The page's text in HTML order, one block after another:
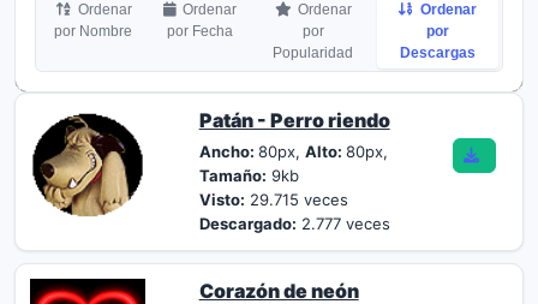
Ordenar
por Nombre
Ordenar
por Fecha
Ordenar
por
Popularidad
Ordenar
por
Descargas
Patán - Perro riendo
Ancho: 80px, Alto: 80px,
Tamaño: 9kb
Visto: 29.715 veces
Descargado: 2.777 veces
Corazón de neón